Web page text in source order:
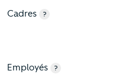
Cadres ?
Employés
?